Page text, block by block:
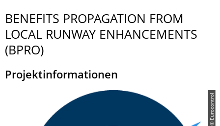
BENEFITS PROPAGATION FROM
LOCAL RUNWAY ENHANCEMENTS
(BPRO)
Projektinformationen
© Eurocontrol